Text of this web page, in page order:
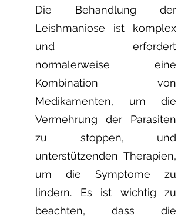
Die Behandlung der
Leishmaniose ist komplex
und erfordert
normalerweise eine
Kombination von
Medikamenten, um die
Vermehrung der Parasiten
zu stoppen, und
unterstützenden Therapien,
um die Symptome zu
lindern. Es ist wichtig zu
beachten, dass die